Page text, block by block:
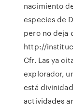
nacimiento
especies de
pero no deja
http://
Cfr. Las ya
explorador,
está
actividades